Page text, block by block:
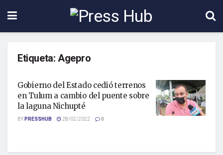
Etiqueta:Agepro
Gobierno del Estado cedió terrenos
en Tulum a cambio del puente sobre
la laguna Nichupté
BYPRESSHUB 28/02/2022 0